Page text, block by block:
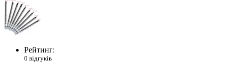
Рейтинг:
0 відгуків